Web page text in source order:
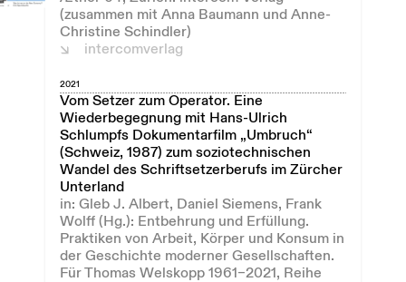
(zusammen mit Anna Baumann und Anne-
Christine Schindler)
intercomverlag
2021
Vom Setzer zum Operator. Eine
Wiederbegegnung mit Hans-Ulrich
Schlumpfs Dokumentarfilm „Umbruch“
(Schweiz, 1987) zum soziotechnischen
Wandel des Schriftsetzerberufs im Zürcher
Unterland
in: Gleb J. Albert, Daniel Siemens, Frank
Wolff (Hg.): Entbehrung und Erfüllung.
Praktiken von Arbeit, Körper und Konsum in
der Geschichte moderner Gesellschaften.
Für Thomas Welskopp 1961–2021, Reihe